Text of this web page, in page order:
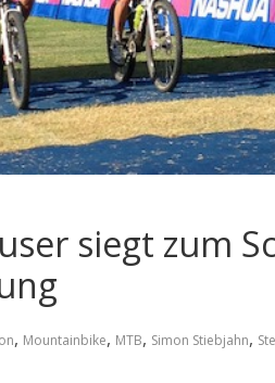
siegt zum
, Mountainbike, MTB, Simon Stiebjahn,